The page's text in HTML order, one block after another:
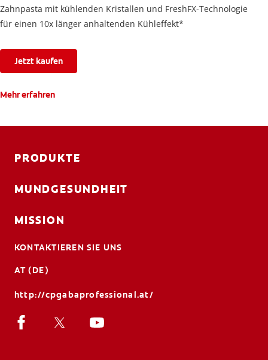
Zahnpasta mit kühlenden Kristallen und FreshFX-Technologie
für einen 10x länger anhaltenden Kühleffekt*
Jetzt kaufen
Mehr erfahren
PRODUKTE
MUNDGESUNDHEIT
MISSION
KONTAKTIEREN SIE UNS
AT (DE)
http://cpgabaprofessional.at/